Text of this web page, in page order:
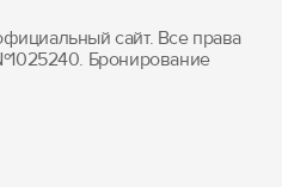
сайт. Все права
Бронирование